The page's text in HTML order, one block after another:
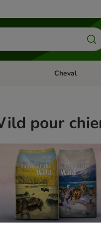
catégories: PoissonDérouler les
Cheval
pour